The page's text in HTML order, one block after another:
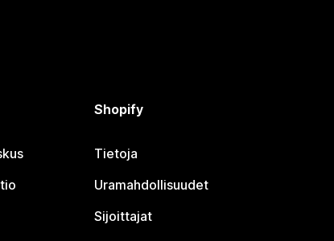
Shopify
Tietoja
Uramahdollisuudet
Sijoittajat